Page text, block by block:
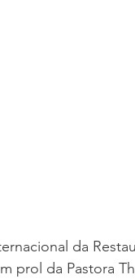
da
prol da Pastora